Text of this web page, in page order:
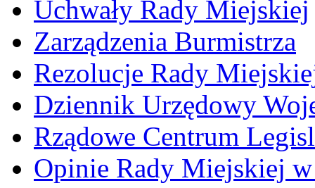
Uchwały Rady Miejskiej
Zarządzenia Burmistrza
Rezolucje Rady
Dziennik Urzędowy
Rządowe Centrum
Opinie Rady Miejskiej w